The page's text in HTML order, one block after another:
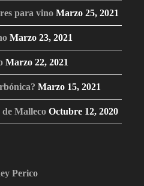
para vino Marzo 25, 2021
Marzo 23, 2021
Marzo 22, 2021
Marzo 15, 2021
Malleco Octubre 12, 2020
Perico